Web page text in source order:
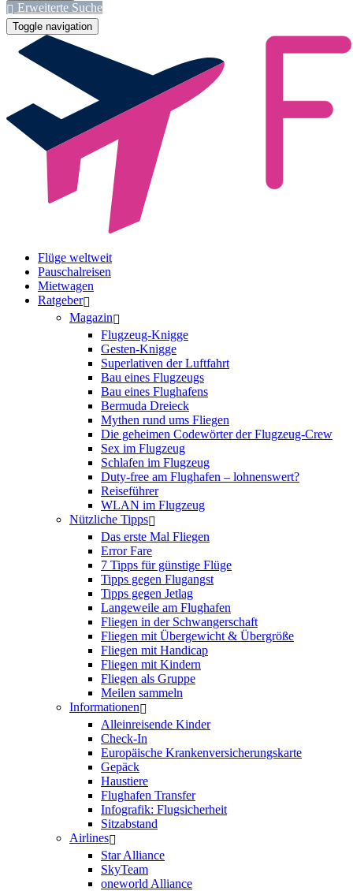
Erweiterte Suche
Toggle navigation
Flüge weltweit
Pauschalreisen
Mietwagen
Ratgeber
Magazin
Flugzeug-Knigge
Gesten-Knigge
Superlativen der Luftfahrt
Bau eines Flugzeugs
Bau eines Flughafens
Bermuda Dreieck
Mythen rund ums Fliegen
Die geheimen Codewörter der Flugzeug-Crew
Sex im Flugzeug
Schlafen im Flugzeug
Duty-free am Flughafen – lohnenswert?
Reiseführer
WLAN im Flugzeug
Nützliche Tipps
Das erste Mal Fliegen
Error Fare
7 Tipps für günstige Flüge
Tipps gegen Flugangst
Tipps gegen Jetlag
Langeweile am Flughafen
Fliegen in der Schwangerschaft
Fliegen mit Übergewicht & Übergröße
Fliegen mit Handicap
Fliegen mit Kindern
Fliegen als Gruppe
Meilen sammeln
Informationen
Alleinreisende Kinder
Check-In
Europäische Krankenversicherungskarte
Gepäck
Haustiere
Flughafen Transfer
Infografik: Flugsicherheit
Sitzabstand
Airlines
Star Alliance
SkyTeam
oneworld Alliance